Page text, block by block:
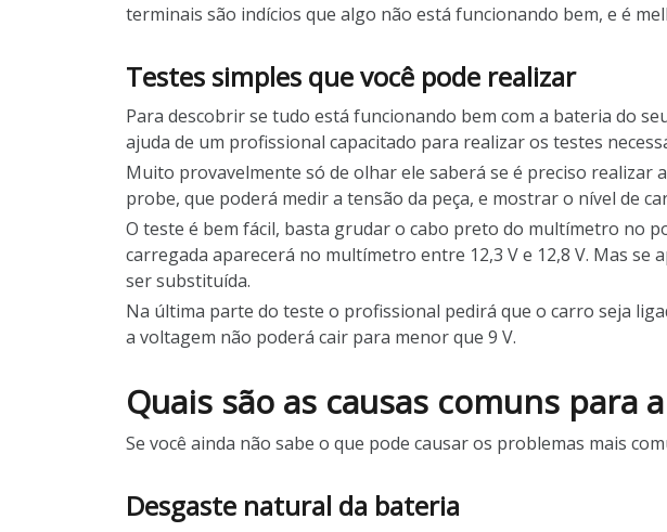
terminais são indícios que algo não está funcionando bem, e é
Testes simples que você pode realizar
Para descobrir se tudo está funcionando bem com a bateria do
ajuda de um profissional capacitado para realizar os testes
Muito provavelmente só de olhar ele saberá se é preciso
probe, que poderá medir a tensão da peça, e mostrar o nível de
O teste é bem fácil, basta grudar o cabo preto do multímetro no
carregada aparecerá no multímetro entre 12,3 V e 12,8 V. Mas se
ser substituída.
Na última parte do teste o profissional pedirá que o carro seja
a voltagem não poderá cair para menor que 9 V.
Quais são as causas comuns para
Se você ainda não sabe o que pode causar os problemas mais
Desgaste natural da bateria